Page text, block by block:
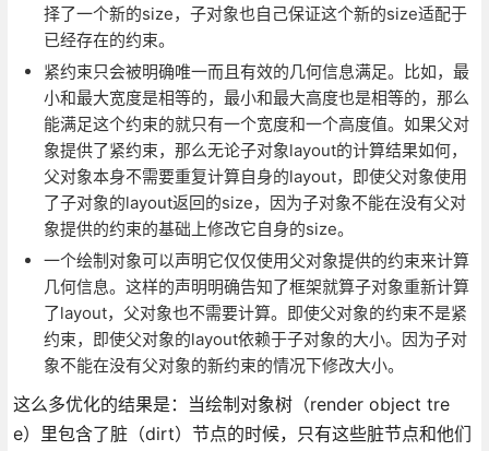
择了一个新的size，子对象也自己保证这个新的size适配于
已经存在的约束。
紧约束只会被明确唯一而且有效的几何信息满足。比如，最
小和最大宽度是相等的，最小和最大高度也是相等的，那么
能满足这个约束的就只有一个宽度和一个高度值。如果父对
象提供了紧约束，那么无论子对象layout的计算结果如何，
父对象本身不需要重复计算自身的layout，即使父对象使用
了子对象的layout返回的size，因为子对象不能在没有父对
象提供的约束的基础上修改它自身的size。
一个绘制对象可以声明它仅仅使用父对象提供的约束来计算
几何信息。这样的声明明确告知了框架就算子对象重新计算
了layout，父对象也不需要计算。即使父对象的约束不是紧
约束，即使父对象的layout依赖于子对象的大小。因为子对
象不能在没有父对象的新约束的情况下修改大小。
这么多优化的结果是：当绘制对象树（render object tre
e）里包含了脏（dirt）节点的时候，只有这些脏节点和他们